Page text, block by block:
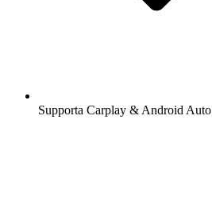
Supporta Carplay & Android Auto